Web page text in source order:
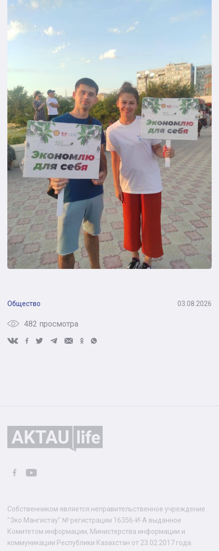
Общество 03.08.2026
482 просмотра
Собственником является неправительственное учреждение
"Эко Мангистау" № регистрации 16356-И-А выданное
Комитетом информации, Министерства информации и
коммуникации Республики Казахстан от 23.02.2017 года.